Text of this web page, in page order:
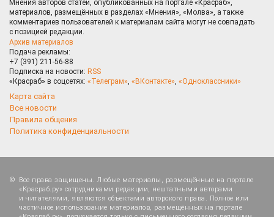
Мнения авторов статей, опубликованных на портале «Красраб»,
материалов, размещённых в разделах «Мнения», «Молва», а также
комментариев пользователей к материалам сайта могут не совпадать
с позицией редакции.
Архив материалов
Подача рекламы:
+7 (391) 211-56-88
Подписка на новости: RSS
«Красраб» в соцсетях: «Телеграм» «ВКонтакте» «Одноклассники»
Карта сайта
Все новости
Правила общения
Политика конфиденциальности
Все права защищены. Любые материалы, размещённые на портале
«Красраб.ру» сотрудниками редакции, нештатными авторами
и читателями, являются объектами авторского права. Полное или
частичное использование материалов, размещённых на портале